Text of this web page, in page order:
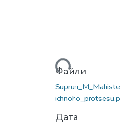
Вантажиться...
Файли
Дата